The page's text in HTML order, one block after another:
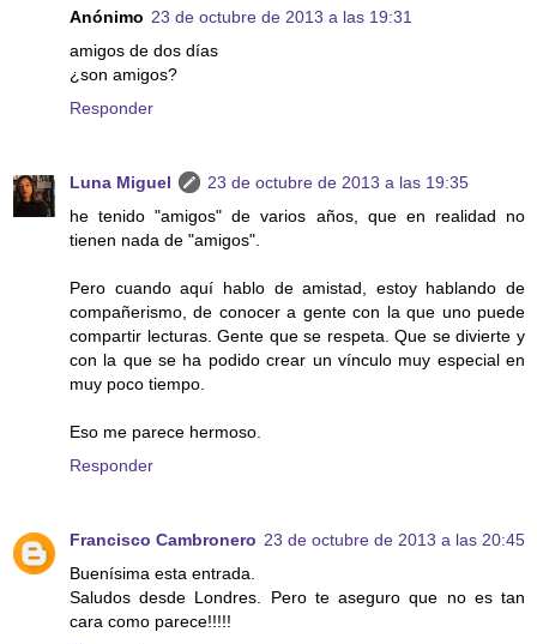
Anónimo 23 de octubre de 2013 a las 19:31
amigos de dos días
¿son amigos?
Responder
Luna Miguel
23 de octubre de 2013 a las 19:35
he tenido "amigos" de varios años, que en realidad no
tienen nada de "amigos".
Pero cuando aquí hablo de amistad, estoy hablando de
compañerismo, de conocer a gente con la que uno puede
compartir lecturas. Gente que se respeta. Que se divierte y
con la que se ha podido crear un vínculo muy especial en
muy poco tiempo.
Eso me parece hermoso.
Responder
Francisco Cambronero 23 de octubre de 2013 a las 20:45
Buenísima esta entrada.
Saludos desde Londres. Pero te aseguro que no es tan
cara como parece!!!!!